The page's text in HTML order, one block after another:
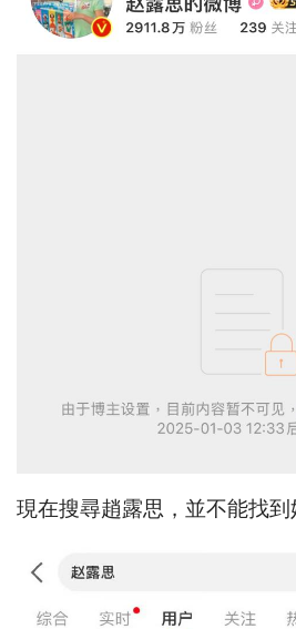
現在搜尋趙露思，並不能找到